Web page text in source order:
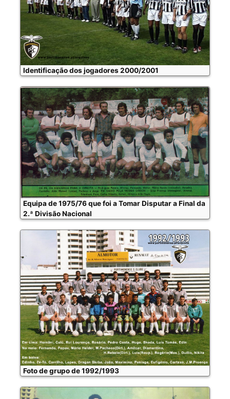
Identificação dos jogadores 2000/2001
Equipa de 1975/76 que foi a Tomar Disputar a Final da
2.ª Divisão Nacional
Foto de grupo de 1992/1993